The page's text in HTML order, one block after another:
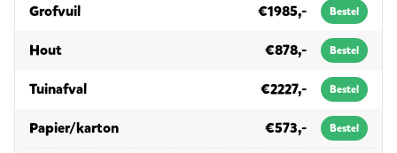
Grofvuilin 40m³ €1985,- Bestel
Houtin 40m³ €878,- Bestel
Tuinafvalin 40m³ €2227,- Bestel
Papier/kartonin 40m³ €573,- Bestel